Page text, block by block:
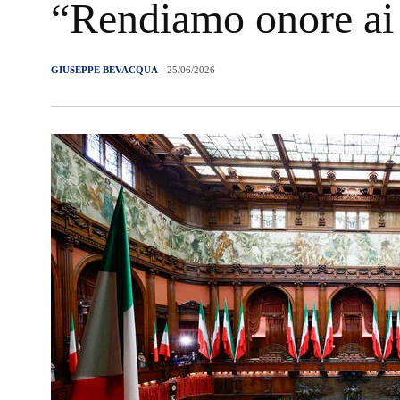
“Rendiamo onore
GIUSEPPE BEVACQUA - 25/06/2026